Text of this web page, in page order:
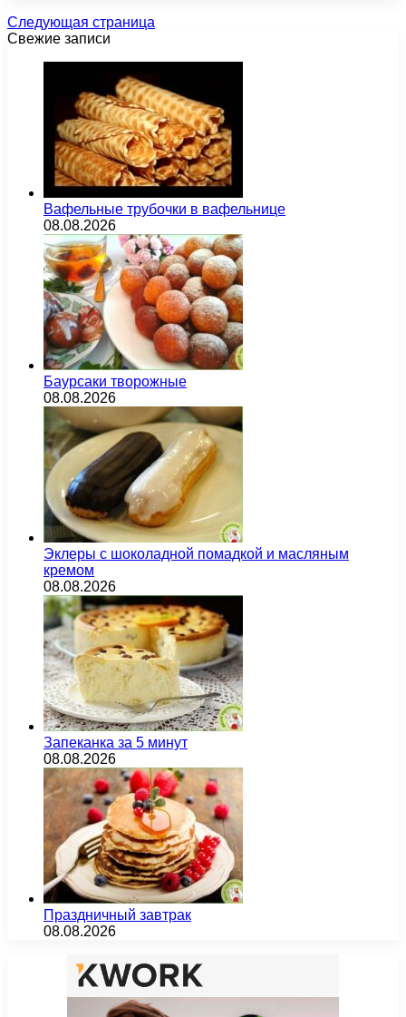
Следующая страница
Свежие записи
Вафельные трубочки в вафельнице
08.08.2026
Баурсаки творожные
08.08.2026
Эклеры с шоколадной помадкой и масляным
кремом
08.08.2026
Запеканка за 5 минут
08.08.2026
Праздничный завтрак
08.08.2026